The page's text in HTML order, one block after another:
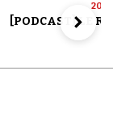
20
[PODCAST] LE